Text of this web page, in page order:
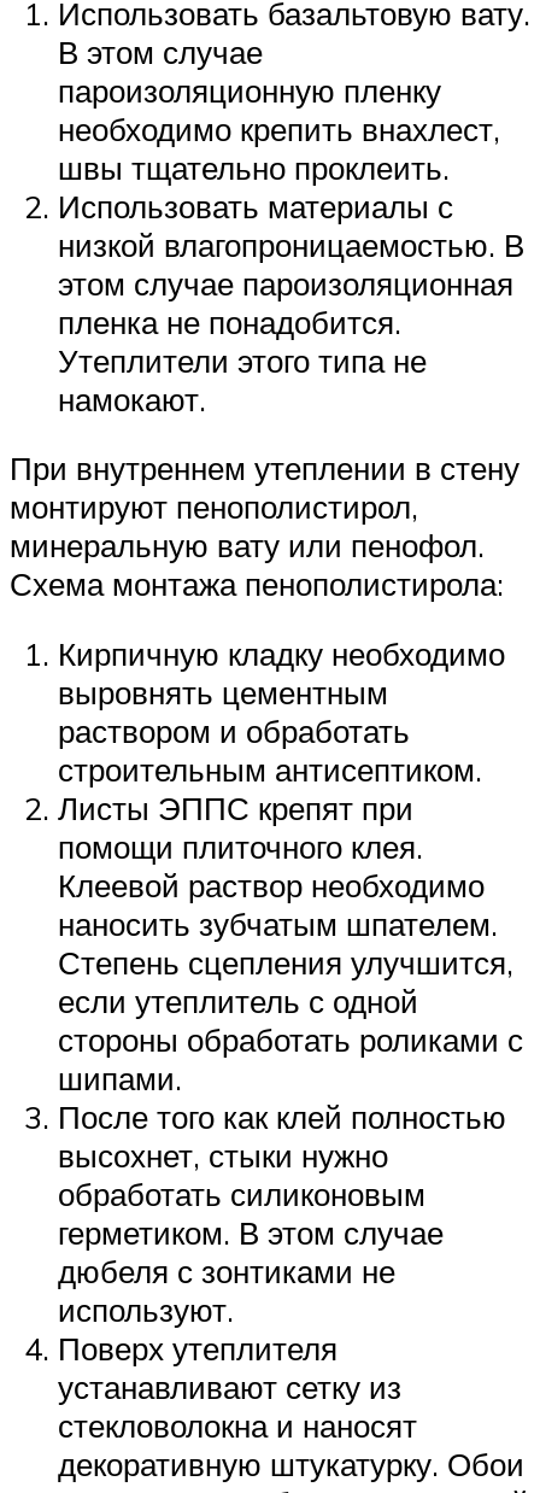
Использовать базальтовую вату.
В этом случае
пароизоляционную пленку
необходимо крепить внахлест,
швы тщательно проклеить.
Использовать материалы с
низкой влагопроницаемостью. В
этом случае пароизоляционная
пленка не понадобится.
Утеплители этого типа не
намокают.
При внутреннем утеплении в стену
монтируют пенополистирол,
минеральную вату или пенофол.
Схема монтажа пенополистирола:
Кирпичную кладку необходимо
выровнять цементным
раствором и обработать
строительным антисептиком.
Листы ЭППС крепят при
помощи плиточного клея.
Клеевой раствор необходимо
наносить зубчатым шпателем.
Степень сцепления улучшится,
если утеплитель с одной
стороны обработать роликами с
шипами.
После того как клей полностью
высохнет, стыки нужно
обработать силиконовым
герметиком. В этом случае
дюбеля с зонтиками не
используют.
Поверх утеплителя
устанавливают сетку из
стекловолокна и наносят
декоративную штукатурку. Обои